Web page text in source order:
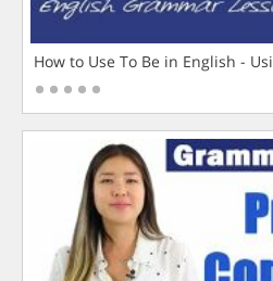
How to Use To Be in English -